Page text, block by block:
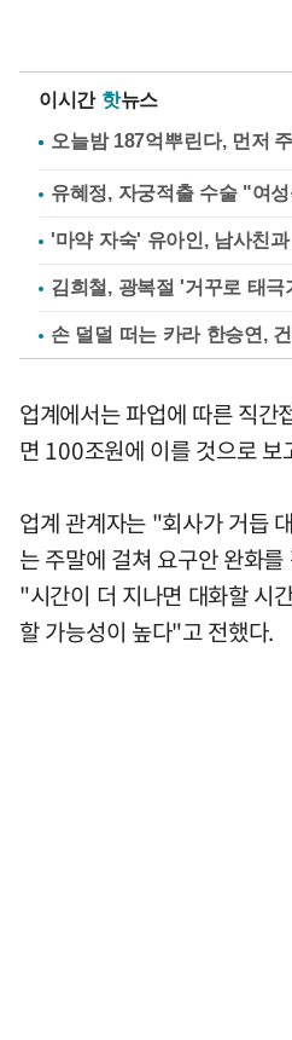
이시간 핫뉴스
유혜정, 자궁적출 수술 "여
'마약 자숙' 유아인, 남사친
김희철, 광복절 '거꾸로 태
손 덜덜 떠는 카라 한승연,
업계에서는 파업에 따른 직간
면 100조원에 이를 것으로 보
업계 관계자는 "회사가 거듭
는 주말에 걸쳐 요구안 완화
"시간이 더 지나면 대화할 시
할 가능성이 높다"고 전했다.